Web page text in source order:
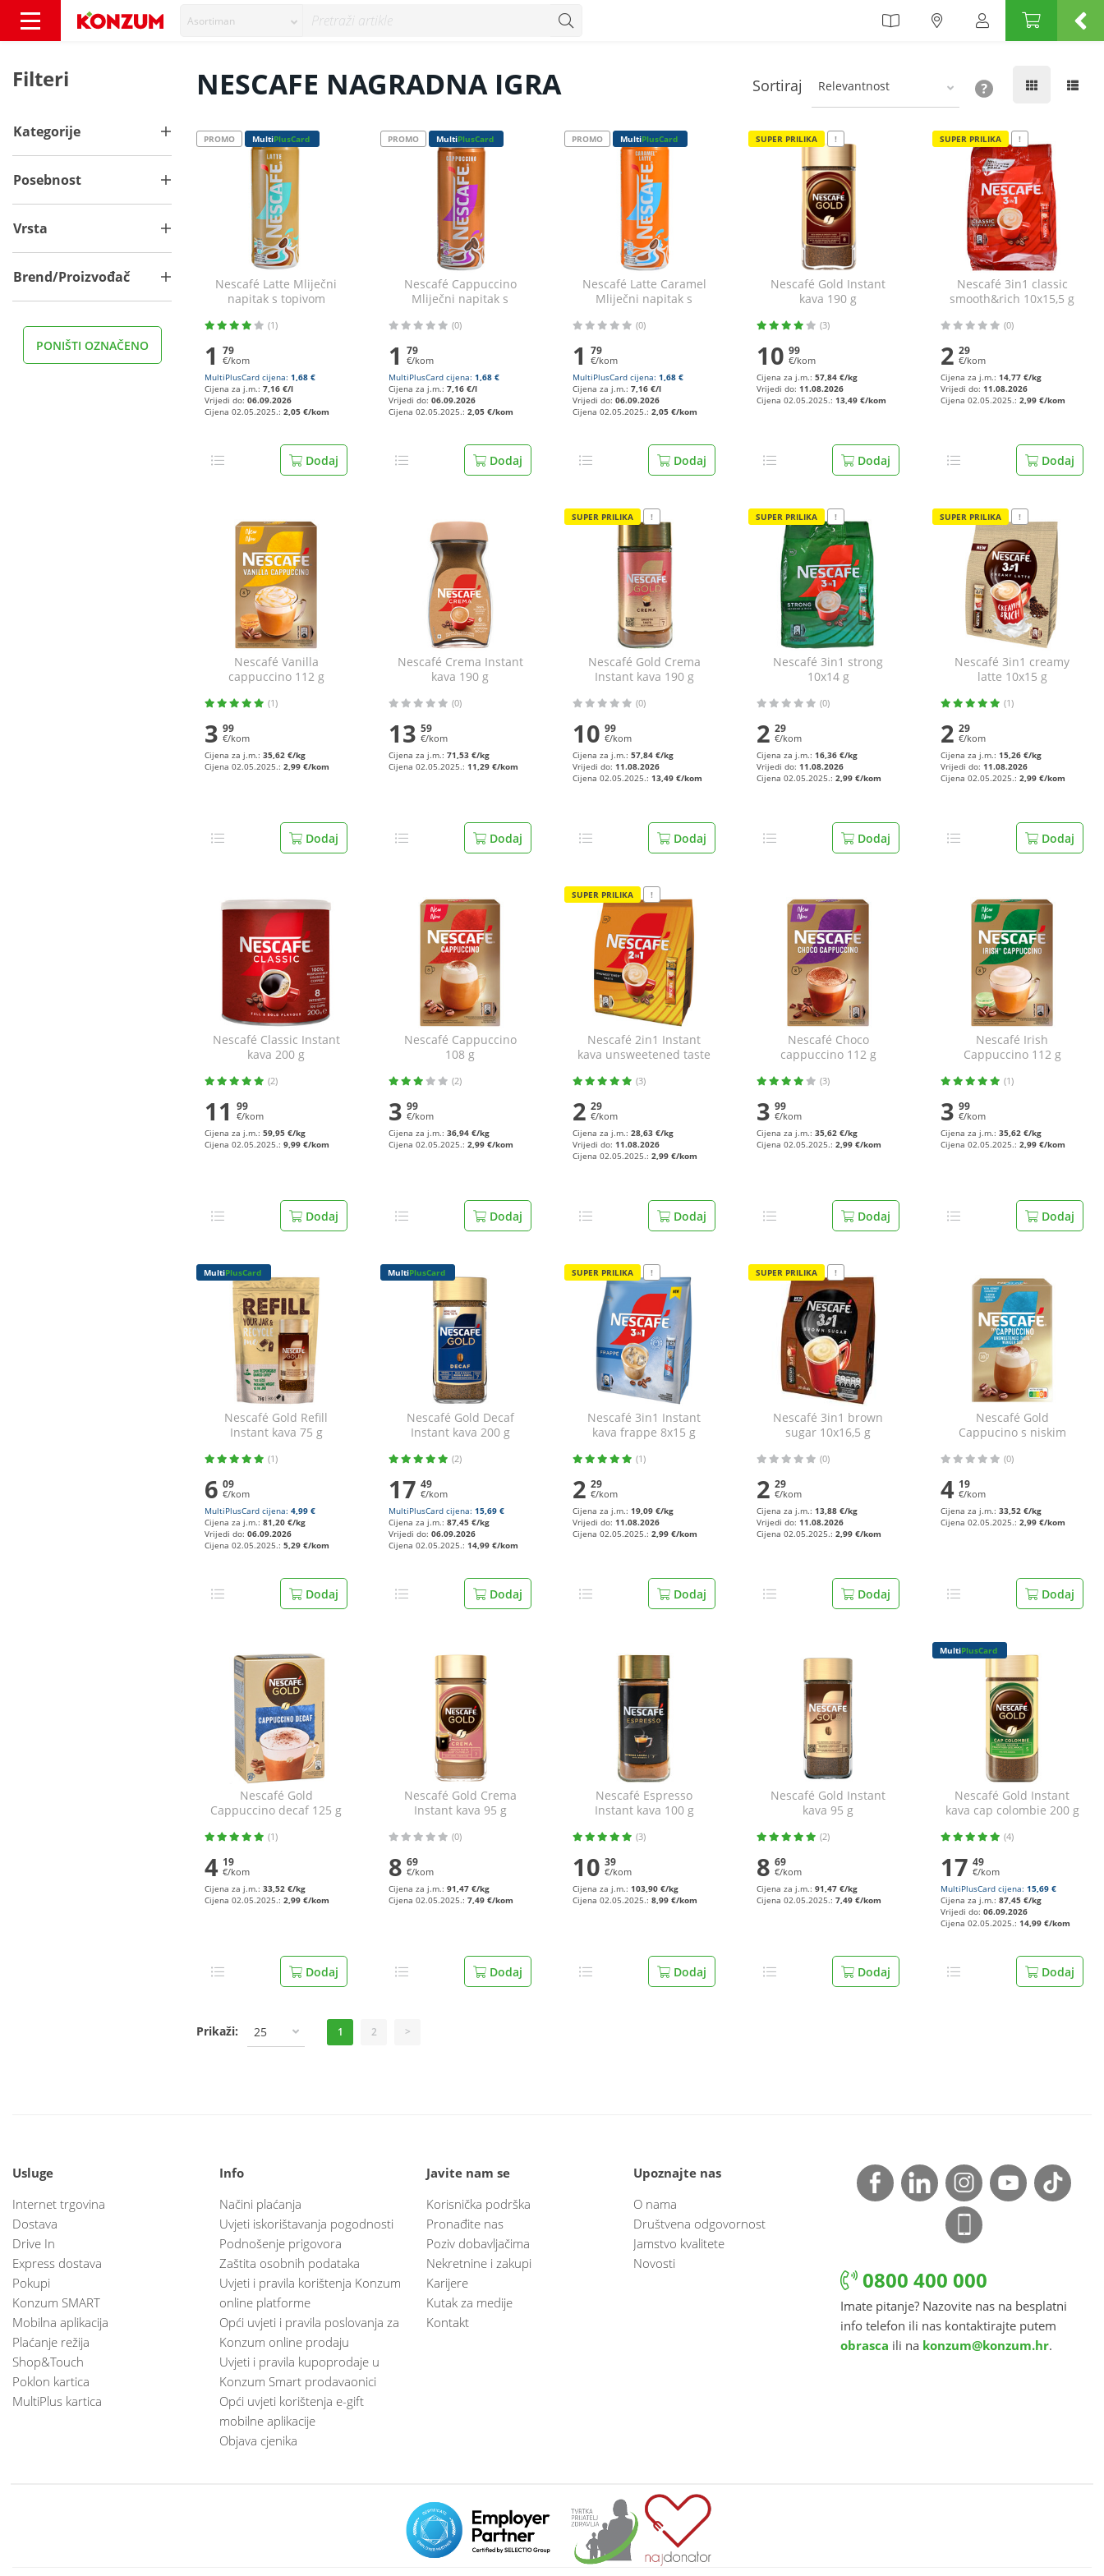
Asortiman
Filteri
Kategorije
Posebnost
Vrsta
Brend/Proizvođač
PONIŠTI OZNAČENO
NESCAFE NAGRADNA IGRA Sortiraj Relevantnost
PROMO MultiPlusCard
Nescafé Latte Mliječni
napitak s topivom
(1)
1 79
€/kom
MultiPlusCard cijena: 1,68 €
Cijena za j.m.: 7,16 €/l
Vrijedi do: 06.09.2026
Cijena 02.05.2025.: 2,05 €/kom
Dodaj
PROMO MultiPlusCard
Nescafé Cappuccino
Mliječni napitak s
(0)
1 79
€/kom
MultiPlusCard cijena: 1,68 €
Cijena za j.m.: 7,16 €/l
Vrijedi do: 06.09.2026
Cijena 02.05.2025.: 2,05 €/kom
Dodaj
PROMO MultiPlusCard
Nescafé Latte Caramel
Mliječni napitak s
(0)
1 79
€/kom
MultiPlusCard cijena: 1,68 €
Cijena za j.m.: 7,16 €/l
Vrijedi do: 06.09.2026
Cijena 02.05.2025.: 2,05 €/kom
Dodaj
SUPER PRILIKA !
Nescafé Gold Instant
kava 190 g
(3)
10 99
€/kom
Cijena za j.m.: 57,84 €/kg
Vrijedi do: 11.08.2026
Cijena 02.05.2025.: 13,49 €/kom
Dodaj
SUPER PRILIKA !
Nescafé 3in1 classic
smooth&rich 10x15,5 g
(0)
2 29
€/kom
Cijena za j.m.: 14,77 €/kg
Vrijedi do: 11.08.2026
Cijena 02.05.2025.: 2,99 €/kom
Dodaj
Nescafé Vanilla
cappuccino 112 g
(1)
3 99
€/kom
Cijena za j.m.: 35,62 €/kg
Cijena 02.05.2025.: 2,99 €/kom
Dodaj
Nescafé Crema Instant
kava 190 g
(0)
13 59
€/kom
Cijena za j.m.: 71,53 €/kg
Cijena 02.05.2025.: 11,29 €/kom
Dodaj
SUPER PRILIKA !
Nescafé Gold Crema
Instant kava 190 g
(0)
10 99
€/kom
Cijena za j.m.: 57,84 €/kg
Vrijedi do: 11.08.2026
Cijena 02.05.2025.: 13,49 €/kom
Dodaj
SUPER PRILIKA !
Nescafé 3in1 strong
10x14 g
(0)
2 29
€/kom
Cijena za j.m.: 16,36 €/kg
Vrijedi do: 11.08.2026
Cijena 02.05.2025.: 2,99 €/kom
Dodaj
SUPER PRILIKA !
Nescafé 3in1 creamy
latte 10x15 g
(1)
2 29
€/kom
Cijena za j.m.: 15,26 €/kg
Vrijedi do: 11.08.2026
Cijena 02.05.2025.: 2,99 €/kom
Dodaj
Nescafé Classic Instant
kava 200 g
(2)
11 99
€/kom
Cijena za j.m.: 59,95 €/kg
Cijena 02.05.2025.: 9,99 €/kom
Dodaj
Nescafé Cappuccino
108 g
(2)
3 99
€/kom
Cijena za j.m.: 36,94 €/kg
Cijena 02.05.2025.: 2,99 €/kom
Dodaj
SUPER PRILIKA !
Nescafé 2in1 Instant
kava unsweetened taste
(3)
2 29
€/kom
Cijena za j.m.: 28,63 €/kg
Vrijedi do: 11.08.2026
Cijena 02.05.2025.: 2,99 €/kom
Dodaj
Nescafé Choco
cappuccino 112 g
(3)
3 99
€/kom
Cijena za j.m.: 35,62 €/kg
Cijena 02.05.2025.: 2,99 €/kom
Dodaj
Nescafé Irish
Cappuccino 112 g
(1)
3 99
€/kom
Cijena za j.m.: 35,62 €/kg
Cijena 02.05.2025.: 2,99 €/kom
Dodaj
MultiPlusCard
Nescafé Gold Refill
Instant kava 75 g
(1)
6 09
€/kom
MultiPlusCard cijena: 4,99 €
Cijena za j.m.: 81,20 €/kg
Vrijedi do: 06.09.2026
Cijena 02.05.2025.: 5,29 €/kom
Dodaj
MultiPlusCard
Nescafé Gold Decaf
Instant kava 200 g
(2)
17 49
€/kom
MultiPlusCard cijena: 15,69 €
Cijena za j.m.: 87,45 €/kg
Vrijedi do: 06.09.2026
Cijena 02.05.2025.: 14,99 €/kom
Dodaj
SUPER PRILIKA !
Nescafé 3in1 Instant
kava frappe 8x15 g
(1)
2 29
€/kom
Cijena za j.m.: 19,09 €/kg
Vrijedi do: 11.08.2026
Cijena 02.05.2025.: 2,99 €/kom
Dodaj
SUPER PRILIKA !
Nescafé 3in1 brown
sugar 10x16,5 g
(0)
2 29
€/kom
Cijena za j.m.: 13,88 €/kg
Vrijedi do: 11.08.2026
Cijena 02.05.2025.: 2,99 €/kom
Dodaj
Nescafé Gold
Cappucino s niskim
(0)
4 19
€/kom
Cijena za j.m.: 33,52 €/kg
Cijena 02.05.2025.: 2,99 €/kom
Dodaj
Nescafé Gold
Cappuccino decaf 125 g
(1)
4 19
€/kom
Cijena za j.m.: 33,52 €/kg
Cijena 02.05.2025.: 2,99 €/kom
Dodaj
Nescafé Gold Crema
Instant kava 95 g
(0)
8 69
€/kom
Cijena za j.m.: 91,47 €/kg
Cijena 02.05.2025.: 7,49 €/kom
Dodaj
Nescafé Espresso
Instant kava 100 g
(3)
10 39
€/kom
Cijena za j.m.: 103,90 €/kg
Cijena 02.05.2025.: 8,99 €/kom
Dodaj
Nescafé Gold Instant
kava 95 g
(2)
8 69
€/kom
Cijena za j.m.: 91,47 €/kg
Cijena 02.05.2025.: 7,49 €/kom
Dodaj
MultiPlusCard
Nescafé Gold Instant
kava cap colombie 200 g
(4)
17 49
€/kom
MultiPlusCard cijena: 15,69 €
Cijena za j.m.: 87,45 €/kg
Vrijedi do: 06.09.2026
Cijena 02.05.2025.: 14,99 €/kom
Dodaj
Prikaži: 25 1 2 >
Usluge
Internet trgovina
Dostava
Drive In
Express dostava
Pokupi
Konzum SMART
Mobilna aplikacija
Plaćanje režija
Shop&Touch
Poklon kartica
MultiPlus kartica
Info
Načini plaćanja
Uvjeti iskorištavanja pogodnosti
Podnošenje prigovora
Zaštita osobnih podataka
Uvjeti i pravila korištenja Konzum
online platforme
Opći uvjeti i pravila poslovanja za
Konzum online prodaju
Uvjeti i pravila kupoprodaje u
Konzum Smart prodavaonici
Opći uvjeti korištenja e-gift
mobilne aplikacije
Objava cjenika
Javite nam se
Korisnička podrška
Pronađite nas
Poziv dobavljačima
Nekretnine i zakupi
Karijere
Kutak za medije
Kontakt
Upoznajte nas
O nama
Društvena odgovornost
Jamstvo kvalitete
Novosti
0800 400 000
Imate pitanje? Nazovite nas na besplatni
info telefon ili nas kontaktirajte putem
obrasca ili na konzum@konzum.hr.